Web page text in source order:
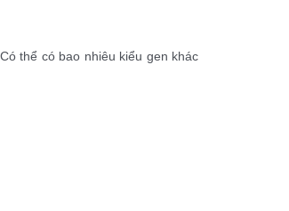
thể có bao nhiêu kiểu gen khác